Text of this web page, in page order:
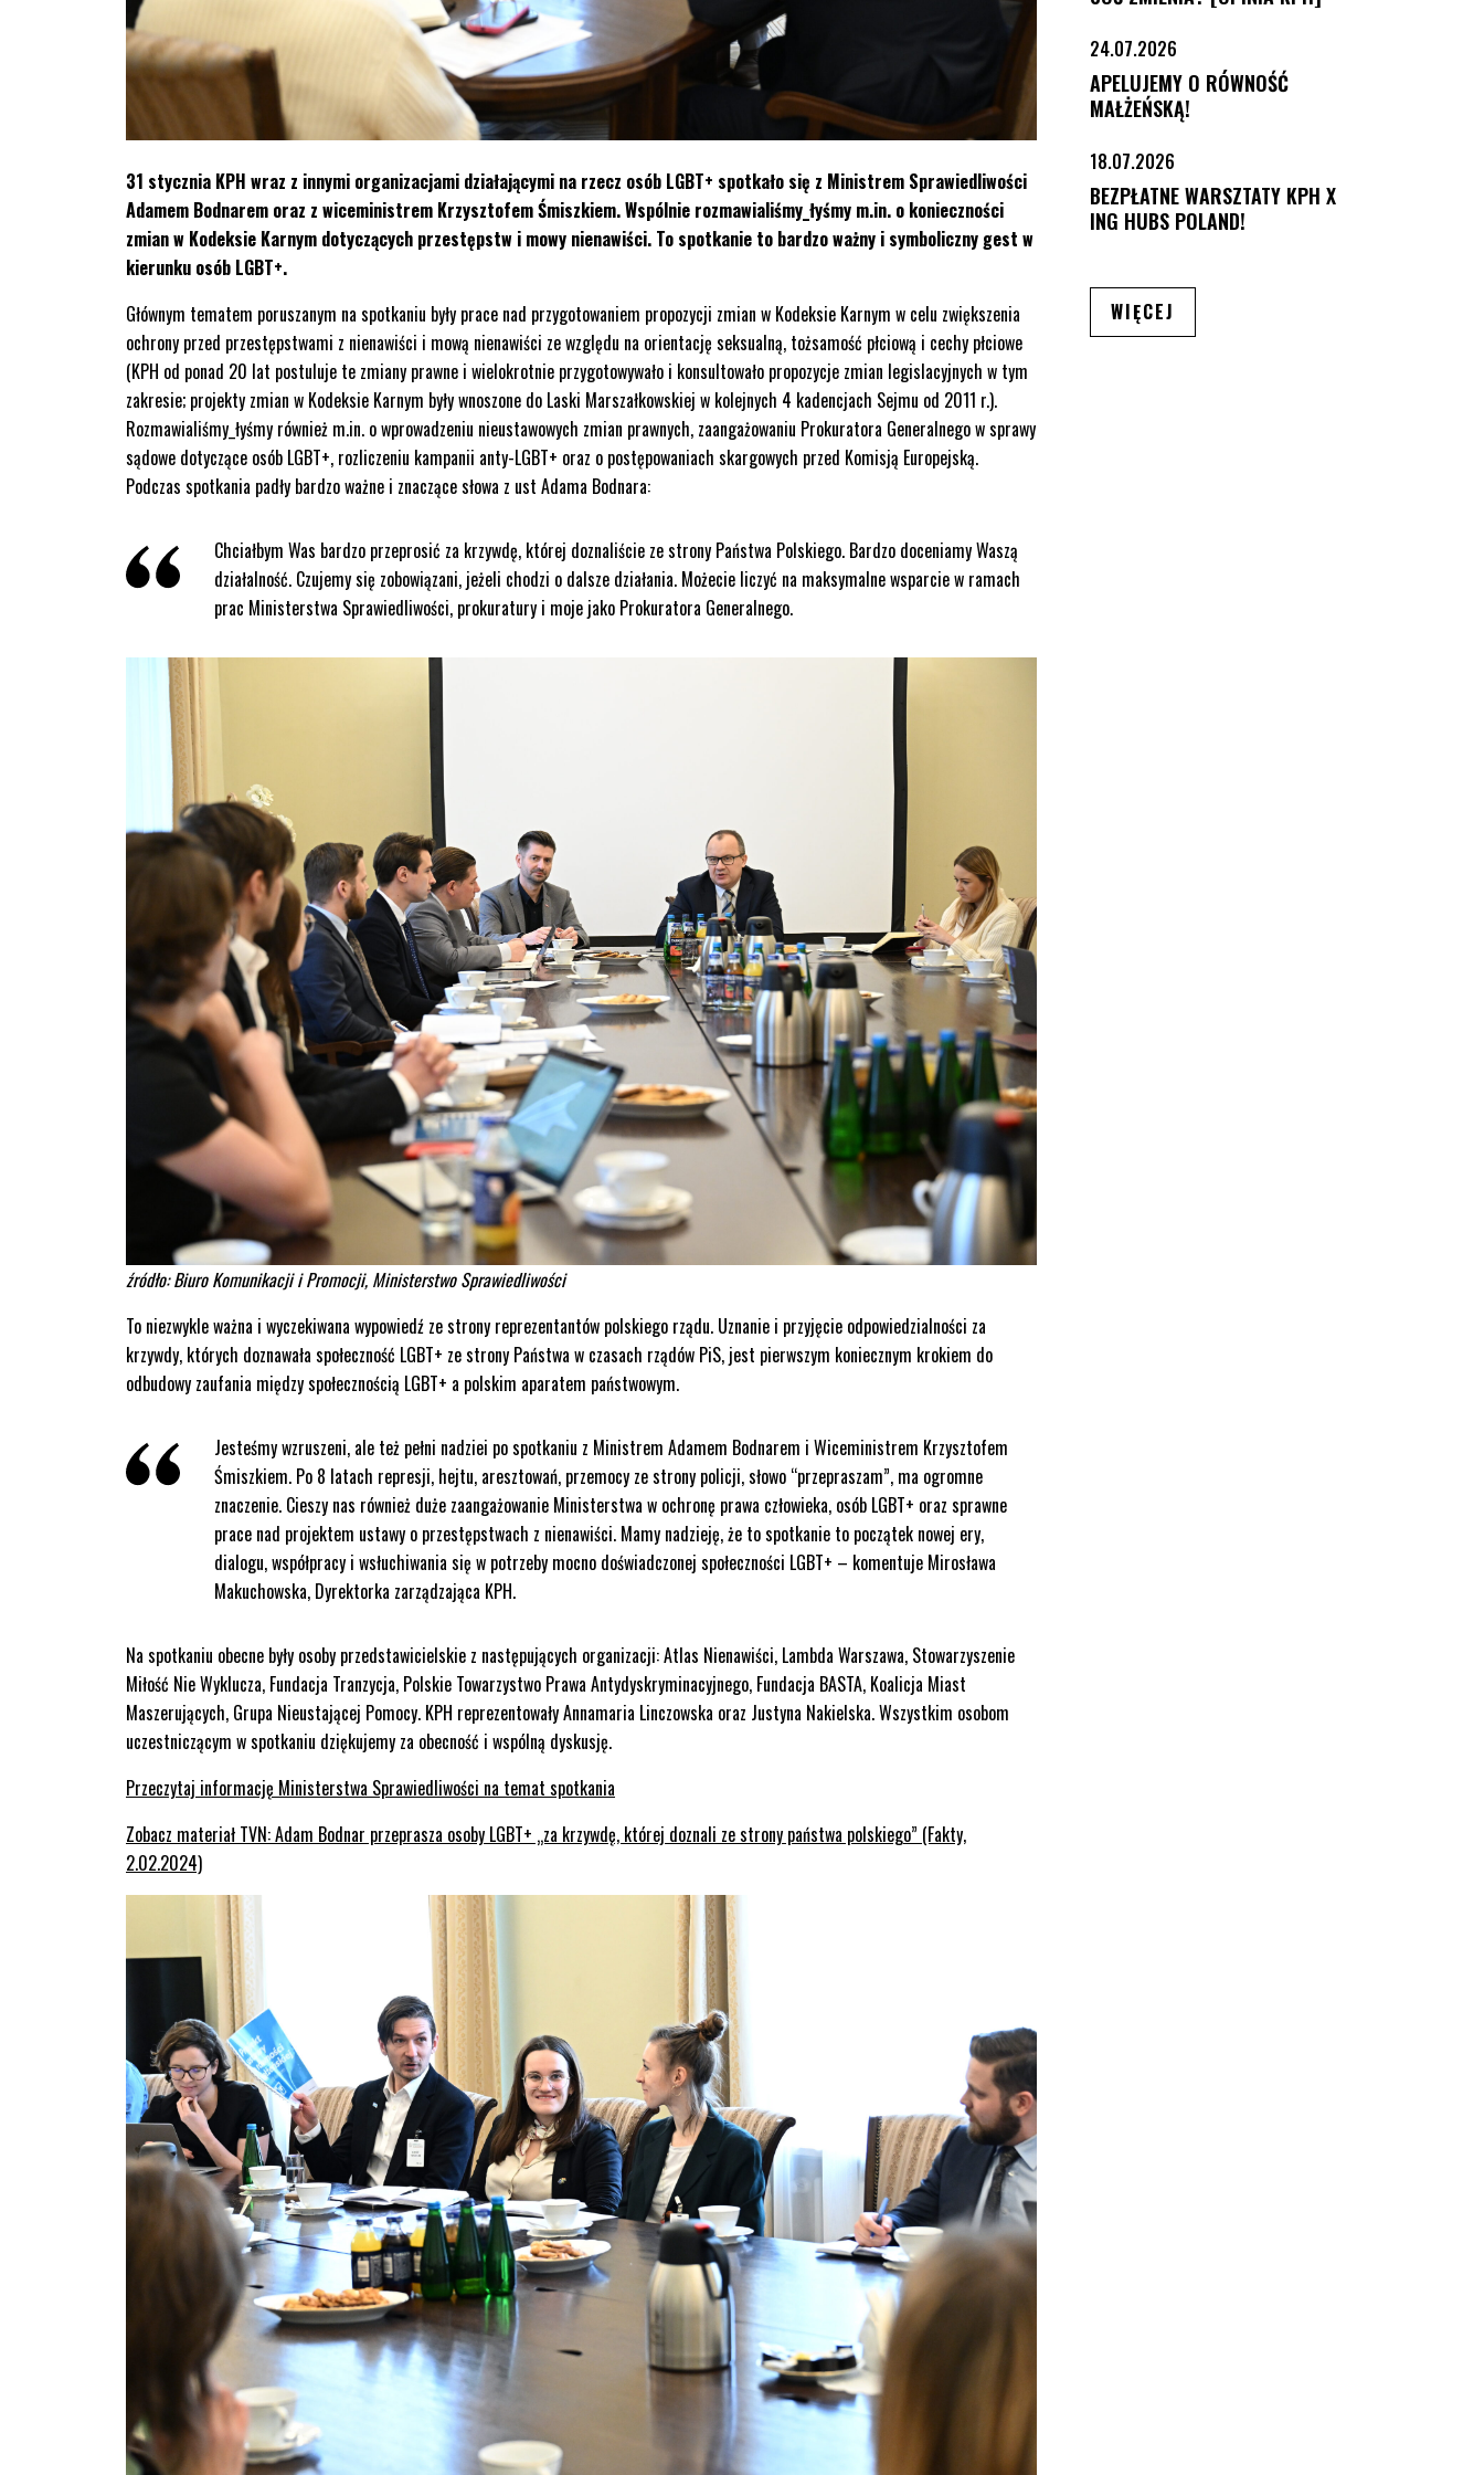
31 stycznia KPH wraz z innymi organizacjami działającymi na rzecz osób LGBT+ spotkało się z Ministrem Sprawiedliwości
Adamem Bodnarem oraz z wiceministrem Krzysztofem Śmiszkiem. Wspólnie rozmawialiśmy_łyśmy m.in. o konieczności
zmian w Kodeksie Karnym dotyczących przestępstw i mowy nienawiści. To spotkanie to bardzo ważny i symboliczny gest w
kierunku osób LGBT+.
Głównym tematem poruszanym na spotkaniu były prace nad przygotowaniem propozycji zmian w Kodeksie Karnym w celu zwiększenia
ochrony przed przestępstwami z nienawiści i mową nienawiści ze względu na orientację seksualną, tożsamość płciową i cechy płciowe
(KPH od ponad 20 lat postuluje te zmiany prawne i wielokrotnie przygotowywało i konsultowało propozycje zmian legislacyjnych w tym
zakresie; projekty zmian w Kodeksie Karnym były wnoszone do Laski Marszałkowskiej w kolejnych 4 kadencjach Sejmu od 2011 r.).
Rozmawialiśmy_łyśmy również m.in. o wprowadzeniu nieustawowych zmian prawnych, zaangażowaniu Prokuratora Generalnego w sprawy
sądowe dotyczące osób LGBT+, rozliczeniu kampanii anty-LGBT+ oraz o postępowaniach skargowych przed Komisją Europejską.
Podczas spotkania padły bardzo ważne i znaczące słowa z ust Adama Bodnara:
Chciałbym Was bardzo przeprosić za krzywdę, której doznaliście ze strony Państwa Polskiego. Bardzo doceniamy Waszą
działalność. Czujemy się zobowiązani, jeżeli chodzi o dalsze działania. Możecie liczyć na maksymalne wsparcie w ramach
prac Ministerstwa Sprawiedliwości, prokuratury i moje jako Prokuratora Generalnego.
źródło: Biuro Komunikacji i Promocji, Ministerstwo Sprawiedliwości
To niezwykle ważna i wyczekiwana wypowiedź ze strony reprezentantów polskiego rządu. Uznanie i przyjęcie odpowiedzialności za
krzywdy, których doznawała społeczność LGBT+ ze strony Państwa w czasach rządów PiS, jest pierwszym koniecznym krokiem do
odbudowy zaufania między społecznością LGBT+ a polskim aparatem państwowym.
Jesteśmy wzruszeni, ale też pełni nadziei po spotkaniu z Ministrem Adamem Bodnarem i Wiceministrem Krzysztofem
Śmiszkiem. Po 8 latach represji, hejtu, aresztowań, przemocy ze strony policji, słowo “przepraszam”, ma ogromne
znaczenie. Cieszy nas również duże zaangażowanie Ministerstwa w ochronę prawa człowieka, osób LGBT+ oraz sprawne
prace nad projektem ustawy o przestępstwach z nienawiści. Mamy nadzieję, że to spotkanie to początek nowej ery,
dialogu, współpracy i wsłuchiwania się w potrzeby mocno doświadczonej społeczności LGBT+ – komentuje Mirosława
Makuchowska, Dyrektorka zarządzająca KPH.
Na spotkaniu obecne były osoby przedstawicielskie z następujących organizacji: Atlas Nienawiści, Lambda Warszawa, Stowarzyszenie
Miłość Nie Wyklucza, Fundacja Tranzycja, Polskie Towarzystwo Prawa Antydyskryminacyjnego, Fundacja BASTA, Koalicja Miast
Maszerujących, Grupa Nieustającej Pomocy. KPH reprezentowały Annamaria Linczowska oraz Justyna Nakielska.Wszystkim osobom
uczestniczącym w spotkaniu dziękujemy za obecność i wspólną dyskusję.
Przeczytaj informację Ministerstwa Sprawiedliwości na temat spotkania
Zobacz materiał TVN: Adam Bodnar przeprasza osoby LGBT+ „za krzywdę, której doznali ze strony państwa polskiego” (Fakty,
2.02.2024)
24.07.2026
APELUJEMY O RÓWNOŚĆ
MAŁŻEŃSKĄ!
18.07.2026
BEZPŁATNE WARSZTATY KPH X
ING HUBS POLAND!
WIĘCEJ